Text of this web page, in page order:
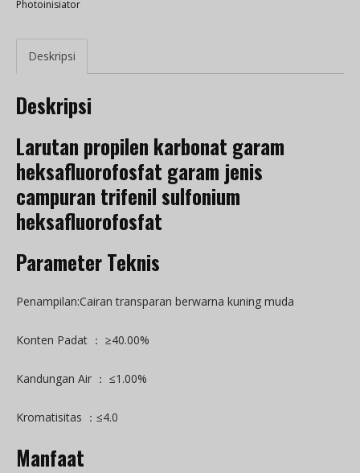
Photoinisiator
Deskripsi
Deskripsi
Larutan propilen karbonat garam
heksafluorofosfat garam jenis
campuran trifenil sulfonium
heksafluorofosfat
Parameter Teknis
Penampilan:Cairan transparan berwarna kuning muda
Konten Padat ： ≥40.00%
Kandungan Air ： ≤1.00%
Kromatisitas ：≤4.0
Manfaat